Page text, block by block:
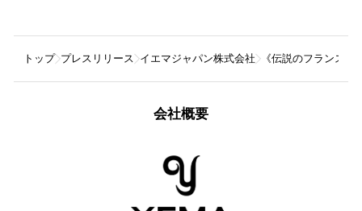
トップ プレスリリース イエマジャパン株式会社 《伝説のフランス
会社概要